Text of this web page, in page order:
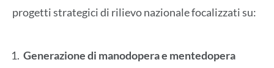
progetti strategici di rilievo nazionale focalizzati su:
Generazione di manodopera e mentedopera